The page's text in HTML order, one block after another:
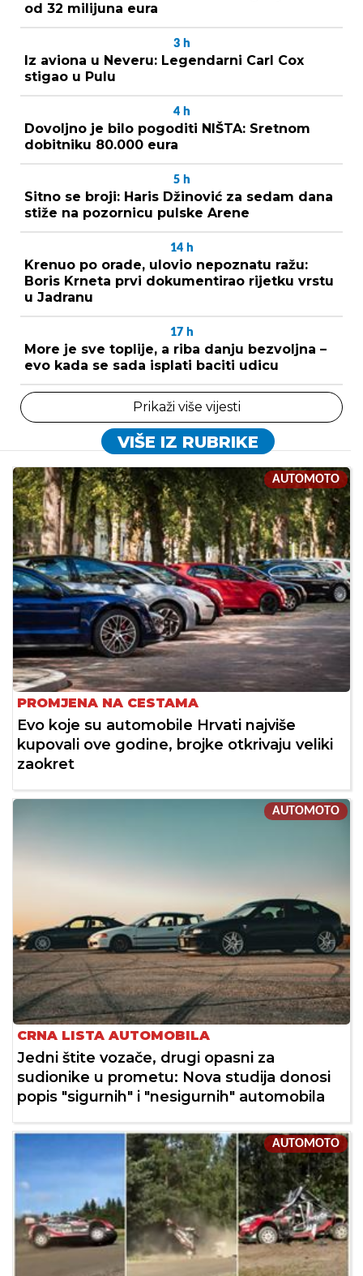
od 32 milijuna eura
3 h
Iz aviona u Neveru: Legendarni Carl Cox
stigao u Pulu
4 h
Dovoljno je bilo pogoditi NIŠTA: Sretnom
dobitniku 80.000 eura
5 h
Sitno se broji: Haris Džinović za sedam dana
stiže na pozornicu pulske Arene
14 h
Krenuo po orade, ulovio nepoznatu ražu:
Boris Krneta prvi dokumentirao rijetku vrstu
u Jadranu
17 h
More je sve toplije, a riba danju bezvoljna –
evo kada se sada isplati baciti udicu
Prikaži više vijesti
VIŠE IZ RUBRIKE
AUTOMOTO
PROMJENA NA CESTAMA
Evo koje su automobile Hrvati najviše
kupovali ove godine, brojke otkrivaju veliki
zaokret
AUTOMOTO
CRNA LISTA AUTOMOBILA
Jedni štite vozače, drugi opasni za
sudionike u prometu: Nova studija donosi
popis "sigurnih" i "nesigurnih" automobila
AUTOMOTO